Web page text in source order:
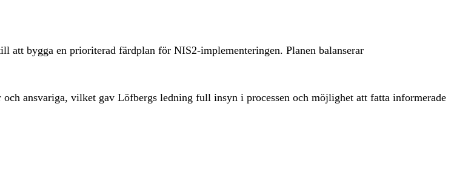
att bygga en prioriterad färdplan för NIS2-implementeringen. Planen balanserar
ansvariga, vilket gav Löfbergs ledning full insyn i processen och möjlighet att fatta informerade